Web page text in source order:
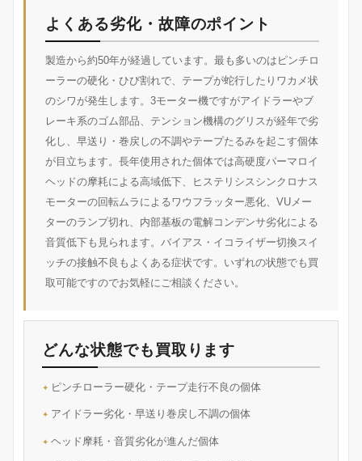
よくある劣化・故障のポイント
製造から約50年が経過しています。最も多いのはピンチロ
ーラーの硬化・ひび割れで、テープが蛇行したりワカメ状
のシワが発生します。3モーター機ですがアイドラーやブ
レーキ系のゴム部品、テンション機構のグリスが経年で劣
化し、早送り・巻戻しの不調やテープたるみを起こす個体
が目立ちます。長年使用された個体では高硬度パーマロイ
ヘッドの摩耗による高域低下、ヒステリシスシンクロナス
モーターの回転ムラによるワウフラッター悪化、VUメー
ターのランプ切れ、内部基板の電解コンデンサ劣化による
音質低下も見られます。バイアス・イコライザー切換スイ
ッチの接触不良もよくある症状です。いずれの状態でも買
取可能ですのでお気軽にご相談ください。
どんな状態でも買取ります
ピンチローラー硬化・テープ走行不良の個体
アイドラー劣化・早送り巻戻し不調の個体
ヘッド摩耗・音質劣化が進んだ個体